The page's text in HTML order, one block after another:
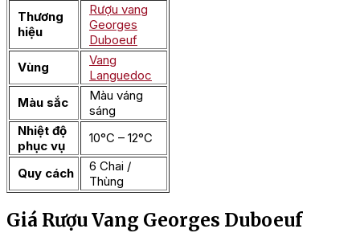
Thương
hiệu
Rượu vang
Georges
Duboeuf
Vùng
Vang
Languedoc
Màu sắc
Màu váng
sáng
Nhiệt độ
phục vụ
10°C – 12°C
Quy cách
6 Chai /
Thùng
Giá Rượu Vang Georges Duboeuf